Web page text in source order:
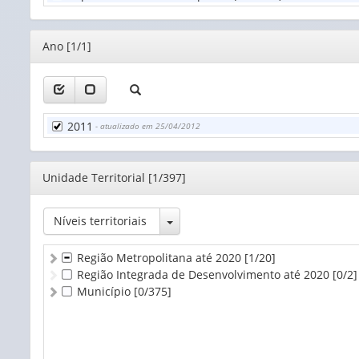
Editor
Ano [1/1]
2011 - atualizado em 25/04/2012
Editor
Unidade Territorial [1/397]
Níveis territoriais Toggle Dropdown
Região Metropolitana até 2020 [1/20]
Região Integrada de Desenvolvimento até 2020 [0/2]
Município [0/375]